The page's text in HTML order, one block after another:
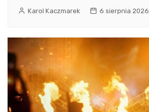
Karol Kaczmarek 6 sierpnia 2026